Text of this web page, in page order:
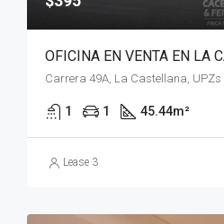
1 1 45.44m²
Lease 3